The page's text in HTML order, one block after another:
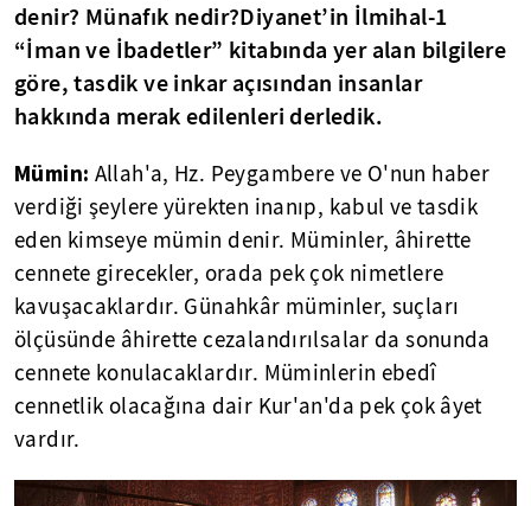
denir? Münafık nedir?Diyanet’in İlmihal-1
“İman ve İbadetler” kitabında yer alan bilgilere
göre, tasdik ve inkar açısından insanlar
hakkında merak edilenleri derledik.
Mümin: Allah'a, Hz. Peygambere ve O'nun haber
verdiği şeylere yürekten inanıp, kabul ve tasdik
eden kimseye mümin denir. Müminler, âhirette
cennete girecekler, orada pek çok nimetlere
kavuşacaklardır. Günahkâr müminler, suçları
ölçüsünde âhirette cezalandırılsalar da sonunda
cennete konulacaklardır. Müminlerin ebedî
cennetlik olacağına dair Kur'an'da pek çok âyet
vardır.